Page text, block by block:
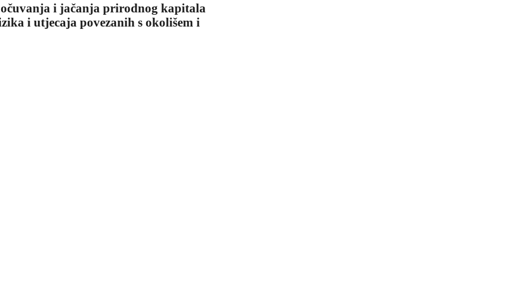
i jačanja prirodnog kapitala
i utjecaja povezanih s okolišem i